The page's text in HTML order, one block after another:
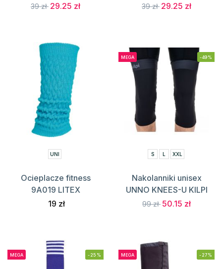
39 zł 29.25 zł 39 zł 29.25 zł
UNI
Ocieplacze fitness
9A019 LITEX
19 zł
MEGA -49%
S L XXL
Nakolanniki unisex
UNNO KNEES-U KILPI
99 zł 50.15 zł
MEGA -25% MEGA -27%